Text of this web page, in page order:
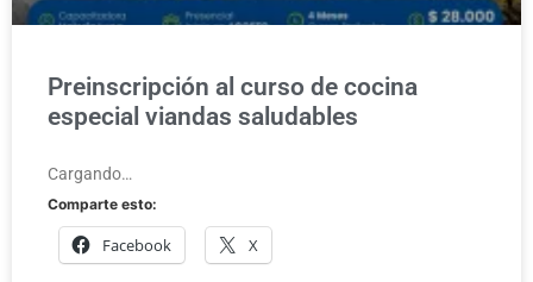
Preinscripción al curso de cocina
especial viandas saludables
Cargando…
Comparte esto:
Facebook X